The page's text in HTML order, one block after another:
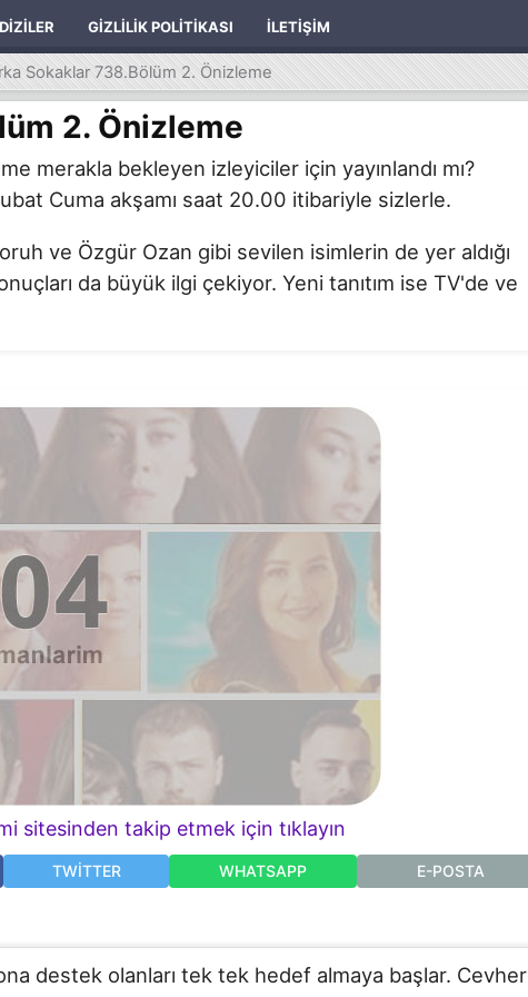
DIZILER GIZLILIK POLITIKASI İLETIŞIM
Sokaklar 738.Bölüm 2. Önizleme
2. Önizleme
merakla bekleyen izleyiciler için yayınlandı mı?
Cuma akşamı saat 20.00 itibariyle sizlerle.
ve Özgür Ozan gibi sevilen isimlerin de yer aldığı
da büyük ilgi çekiyor. Yeni tanıtım ise TV'de ve
sitesinden takip etmek için tıklayın
TWITTER WHATSAPP E-POSTA
destek olanları tek tek hedef almaya başlar. Cevher